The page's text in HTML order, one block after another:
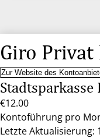
Giro Privat
Zur Website des
Stadtsparkasse
€12.00
Kontoführung pro
Letzte Aktualisierung: